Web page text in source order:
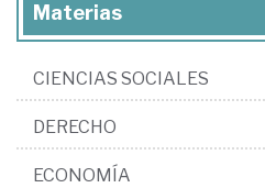
Materias
CIENCIAS SOCIALES
DERECHO
ECONOMÍA